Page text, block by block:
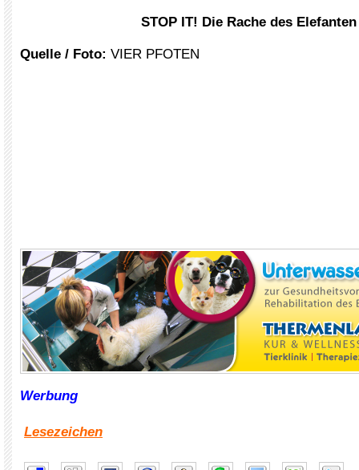
STOP IT! Die Rache des Elefanten
Quelle / Foto: VIER PFOTEN
Werbung
Lesezeichen